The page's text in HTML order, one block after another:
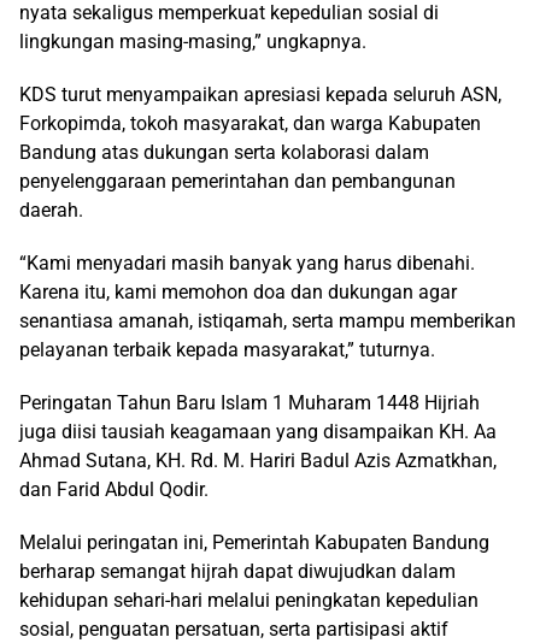
nyata sekaligus memperkuat kepedulian sosial di
lingkungan masing-masing,” ungkapnya.
KDS turut menyampaikan apresiasi kepada seluruh ASN,
Forkopimda, tokoh masyarakat, dan warga Kabupaten
Bandung atas dukungan serta kolaborasi dalam
penyelenggaraan pemerintahan dan pembangunan
daerah.
“Kami menyadari masih banyak yang harus dibenahi.
Karena itu, kami memohon doa dan dukungan agar
senantiasa amanah, istiqamah, serta mampu memberikan
pelayanan terbaik kepada masyarakat,” tuturnya.
Peringatan Tahun Baru Islam 1 Muharam 1448 Hijriah
juga diisi tausiah keagamaan yang disampaikan KH. Aa
Ahmad Sutana, KH. Rd. M. Hariri Badul Azis Azmatkhan,
dan Farid Abdul Qodir.
Melalui peringatan ini, Pemerintah Kabupaten Bandung
berharap semangat hijrah dapat diwujudkan dalam
kehidupan sehari-hari melalui peningkatan kepedulian
sosial, penguatan persatuan, serta partisipasi aktif